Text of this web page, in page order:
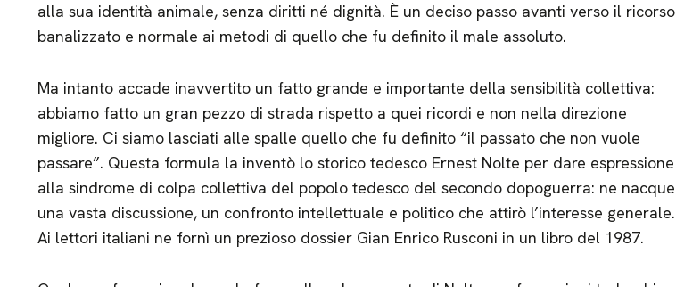
alla sua identità animale, senza diritti né dignità. È un deciso passo avanti verso il ricorso
banalizzato e normale ai metodi di quello che fu definito il male assoluto.
Ma intanto accade inavvertito un fatto grande e importante della sensibilità collettiva:
abbiamo fatto un gran pezzo di strada rispetto a quei ricordi e non nella direzione
migliore. Ci siamo lasciati alle spalle quello che fu definito “il passato che non vuole
passare”. Questa formula la inventò lo storico tedesco Ernest Nolte per dare espressione
alla sindrome di colpa collettiva del popolo tedesco del secondo dopoguerra: ne nacque
una vasta discussione, un confronto intellettuale e politico che attirò l’interesse generale.
Ai lettori italiani ne fornì un prezioso dossier Gian Enrico Rusconi in un libro del 1987.